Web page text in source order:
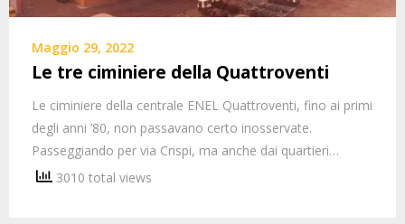
Maggio 29, 2022
Le tre ciminiere della Quattroventi
Le ciminiere della centrale ENEL Quattroventi, fino ai primi
degli anni ’80, non passavano certo inosservate.
Passeggiando per via Crispi, ma anche dai quartieri…
3010 total views